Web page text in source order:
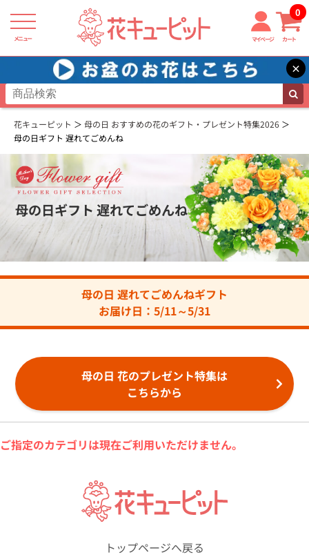
メニュー マイページ カート
0
×
花キューピット
母の日 おすすめの花のギフト・プレゼント特集2026
母の日ギフト 遅れてごめんね
母の日ギフト 遅れてごめんね
母の日 遅れてごめんねギフト
お届け日：5/11～5/31
母の日 花のプレゼント特集は
こちらから
ご指定のカテゴリは現在ご利用いただけません。
トップページへ戻る